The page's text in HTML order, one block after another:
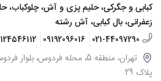
کبابی و جگرکی، حلیم پزی و آش، چلوکباب،
زعفرانی، بال کبابی، آش رشته
021-44097290
09192096016
تهران، منطقه 5، محله فردوس،
پلاک 29